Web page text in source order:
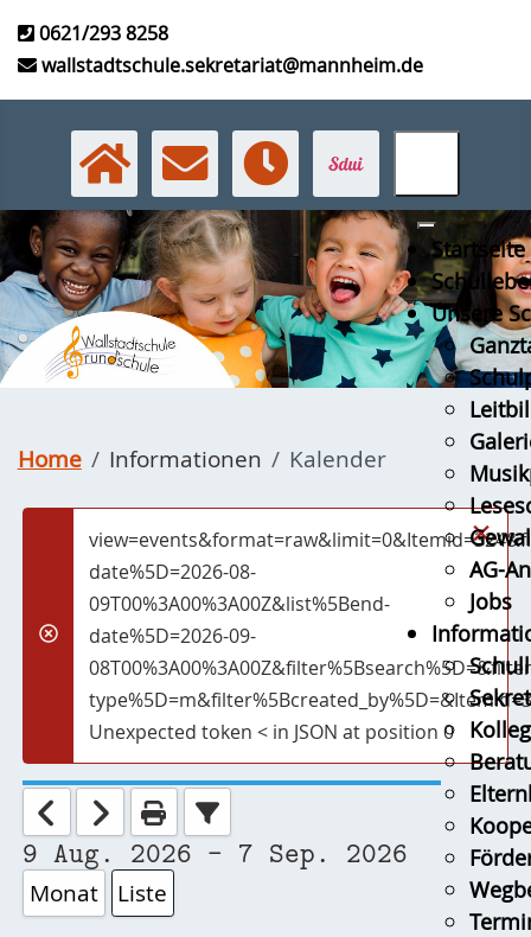
0621/293 8258
wallstadtschule.sekretariat@mannheim.de
Startseite
Unsere
AG-
Jobs
Home Informationen Kalender
×
Fehler
date%5D=2026-08-
09T00%3A00%3A00Z&list%5Bend-
date%5D=2026-09-
Unexpected token < in JSON at position 0
9 Aug. 2026 - 7 Sep. 2026
Monat Liste